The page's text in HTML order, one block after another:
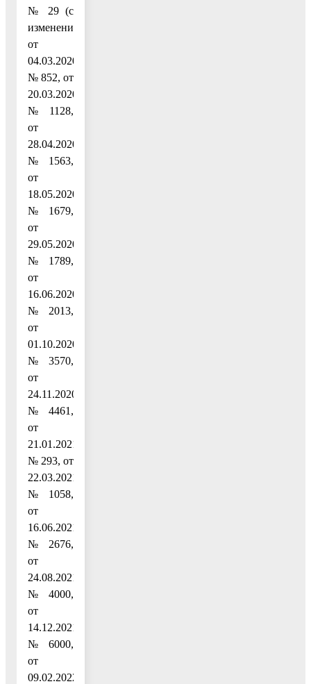
№ 29 (с
изменениями
от
04.03.2020
№ 852, от
20.03.2020
№ 1128,
от
28.04.2020
№ 1563,
от
18.05.2020
№ 1679,
от
29.05.2020
№ 1789,
от
16.06.2020
№ 2013,
от
01.10.2020
№ 3570,
от
24.11.2020
№ 4461,
от
21.01.2021
№ 293, от
22.03.2021
№ 1058,
от
16.06.2021
№ 2676,
от
24.08.2021
№ 4000,
от
14.12.2021
№ 6000,
от
09.02.2022